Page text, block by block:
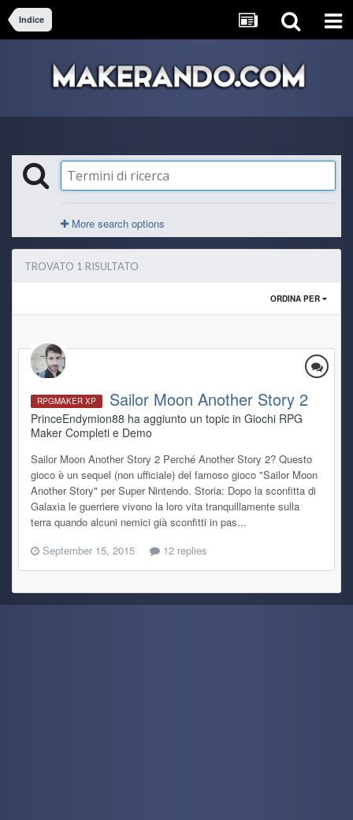
Indice
More search options
TROVATO 1 RISULTATO
ORDINA PER
RPGMAKER XP Sailor Moon Another Story 2
PrinceEndymion88 ha aggiunto un topic in Giochi RPG
Maker Completi e Demo
Sailor Moon Another Story 2 Perché Another Story 2? Questo
gioco è un sequel (non ufficiale) del famoso gioco "Sailor Moon
Another Story" per Super Nintendo. Storia: Dopo la sconfitta di
Galaxia le guerriere vivono la loro vita tranquillamente sulla
terra quando alcuni nemici già sconfitti in pas...
September 15, 2015
12 replies